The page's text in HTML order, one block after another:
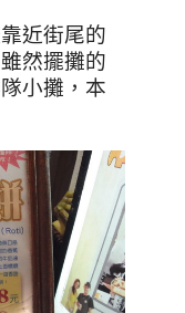
近街尾的
然擺攤的
小攤，本